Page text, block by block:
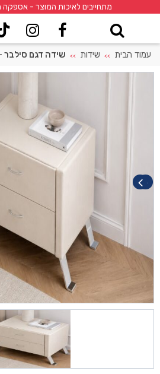
מתחייבים לאיכות המוצר - אספקה
עמוד הבית >> שידות >> שידה דגם